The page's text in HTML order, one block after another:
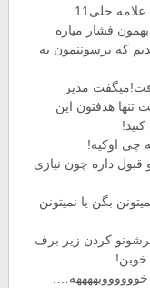
یکی از دوستان خانوادگی ما علامه حلی11
فشار میاره
که برسوننمون به
فرز9 میرفت!میگفت مدیر
هدفتون این
چی اوکیه!
قبول داره چون نیازی
بگن یا نمیتونن
کردن زیر برف
خوبن!